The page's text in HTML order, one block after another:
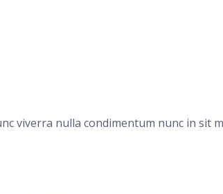
viverra nulla condimentum nunc in sit